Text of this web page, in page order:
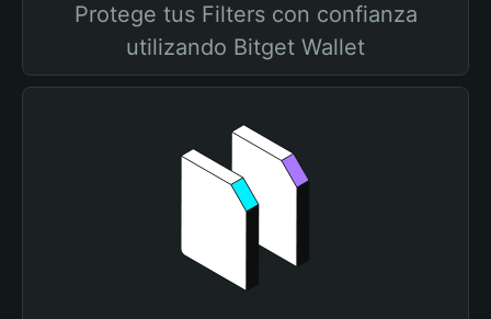
Protege tus Filters con confianza
utilizando Bitget Wallet